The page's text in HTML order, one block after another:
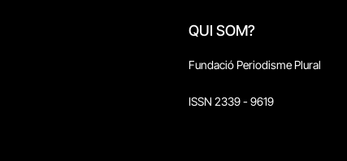
QUI SOM?
Fundació Periodisme Plural
ISSN 2339 - 9619